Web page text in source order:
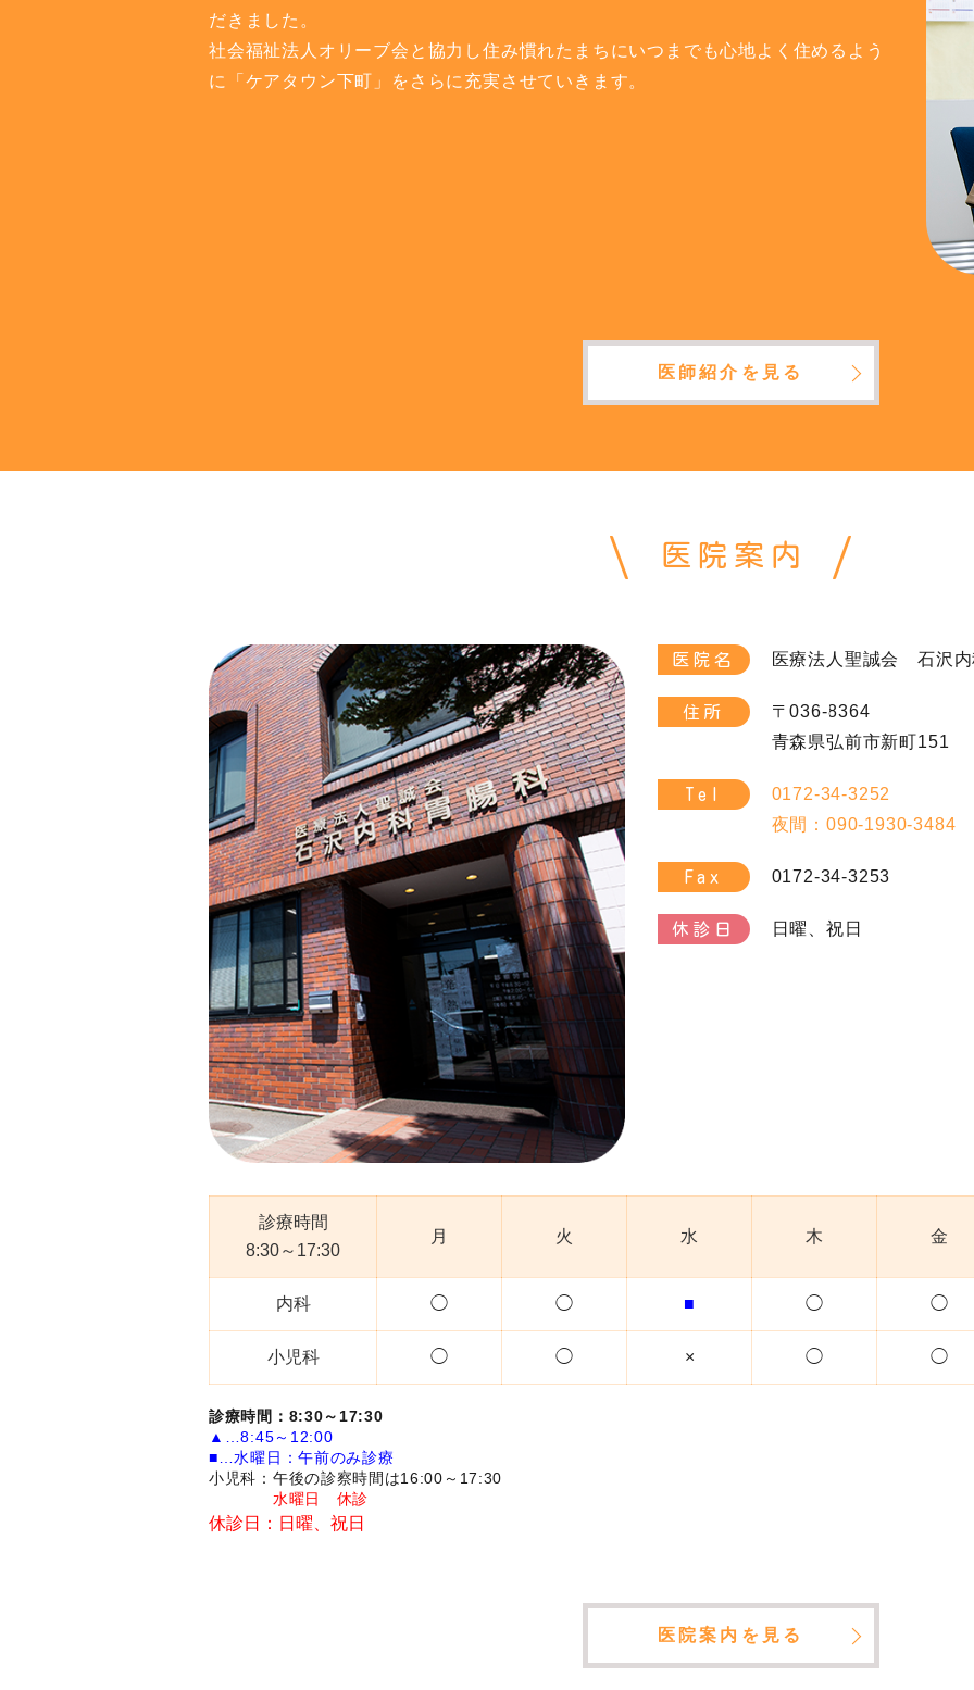
だきました。
社会福祉法人オリーブ会と協力し住み慣れたまちにいつまでも心地よく住めるよう
に「ケアタウン下町」をさらに充実させていきます。
医師紹介を見る
医院案内
医院名 医療法人聖誠会 石沢内
住所
〒036-8364
青森県弘前市新町151
Tel
0172-34-3252
夜間：090-1930-3484
Fax 0172-34-3253
休診日 日曜、祝日
診療時間
8:30～17:30
月 火 水 木 金
内科 ◯ ◯ ■ ◯ ◯
小児科 ◯ ◯ × ◯ ◯
診療時間：8:30～17:30
▲…8:45～12:00
■…水曜日：午前のみ診療
小児科：午後の診察時間は16:00～17:30
水曜日 休診
休診日：日曜、祝日
医院案内を見る